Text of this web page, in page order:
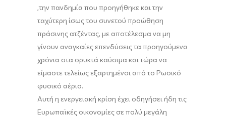
,την πανδημία που προηγήθηκε και την
ταχύτερη ίσως του συνετού προώθηση
πράσινης ατζέντας, με αποτέλεσμα να μη
γίνουν αναγκαίες επενδύσεις τα προηγούμενα
χρόνια στα ορυκτά καύσιμα και τώρα να
είμαστε τελείως εξαρτημένοι από το Ρωσικό
φυσικό αέριο.
Αυτή η ενεργειακή κρίση έχει οδηγήσει ήδη τις
Ευρωπαϊκές οικονομίες σε πολύ μεγάλη